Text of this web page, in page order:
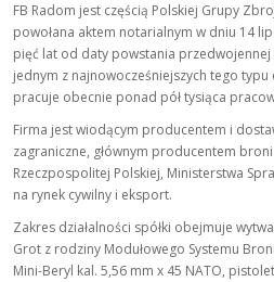
FB Radom jest częścią Polskiej Grupy
powołana aktem notarialnym w dniu 14
pięć lat od daty powstania przedwojennej
jednym z najnowocześniejszych tego typu
pracuje obecnie ponad pół tysiąca
Firma jest wiodącym producentem i
zagraniczne, głównym producentem
Rzeczpospolitej Polskiej, Ministerstwa
na rynek cywilny i eksport.
Zakres działalności spółki obejmuje
Grot z rodziny Modułowego Systemu
Mini-Beryl kal. 5,56 mm x 45 NATO,